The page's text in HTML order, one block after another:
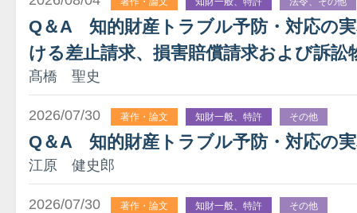
Q＆A 知的財産トラブル予防・対応の
ける差止請求、損害賠償請求および訴訟
髙橋 聖史
2026/07/30 著作・論文 知財一般、特許 その他
Q＆A 知的財産トラブル予防・対応の
江原 健史郎
2026/07/30 著作・論文 知財一般、特許 その他